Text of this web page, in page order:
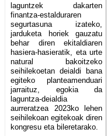
laguntzek dakarten
finantza-estalduraren
segurtasuna izateko,
jarduketa horiek gauzatu
behar diren ekitaldiaren
hasiera-hasieratik, eta urte
natural bakoitzeko
seihilekoetan deialdi bana
egiteko planteamenduari
jarraituz, egokia da
laguntza-deialdia
aurreratzea 2023ko lehen
seihilekoan egitekoak diren
kongresu eta bileretarako.